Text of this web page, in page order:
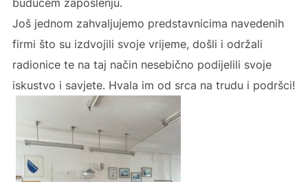
budućem zaposlenju.
Još jednom zahvaljujemo predstavnicima navedenih
firmi što su izdvojili svoje vrijeme, došli i održali
radionice te na taj način nesebično podijelili svoje
iskustvo i savjete. Hvala im od srca na trudu i podršci!